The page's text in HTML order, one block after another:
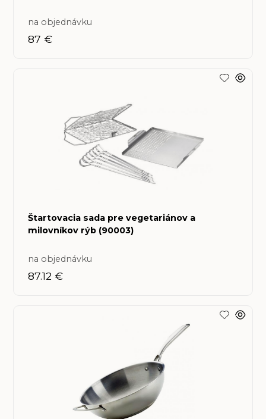
na objednávku
87 €
Štartovacia sada pre vegetariánov a
milovníkov rýb (90003)
na objednávku
87.12 €